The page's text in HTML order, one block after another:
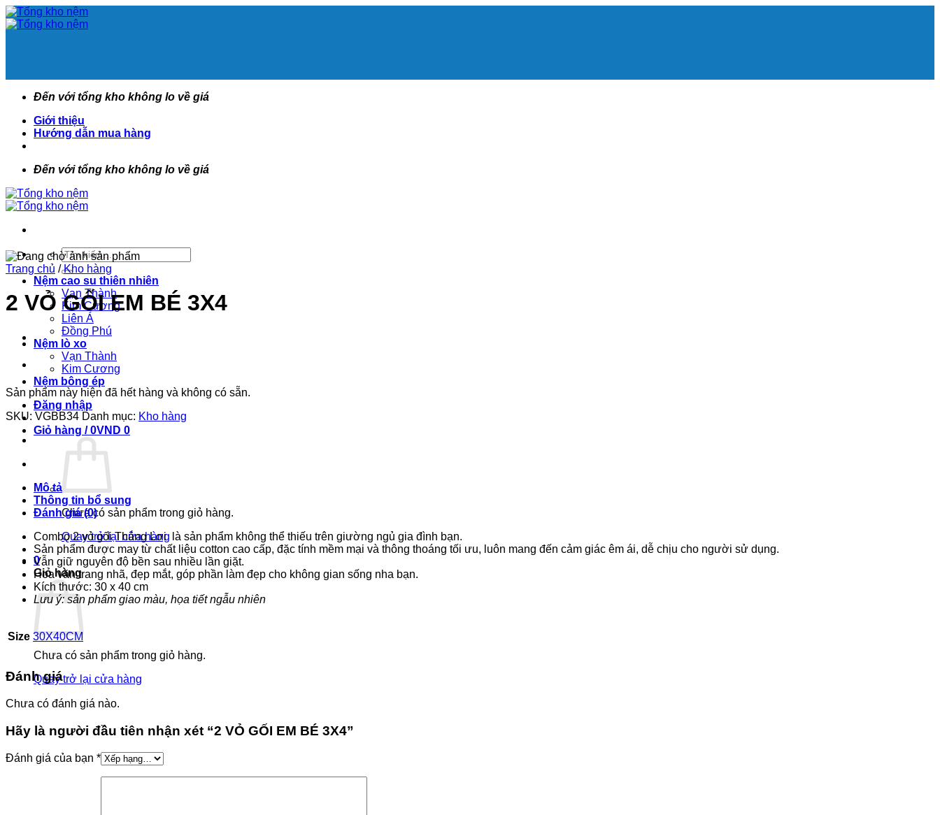
Bỏ
qua
Đến với tổng kho không lo về giá
Giới thiệu
Hướng dẫn mua hàng
Đến với tổng kho không lo về giá
Tìm
kiếm:
Nệm cao su thiên nhiên
Vạn Thành
Kim Cương
Liên Á
Đồng Phú
Nệm lò xo
Vạn Thành
Kim Cương
Nệm bông ép
Đăng nhập
Giỏ hàng /0VND 0
Chưa có sản phẩm trong giỏ hàng.
Quay trở lại cửa hàng
0
Giỏ hàng
Chưa có sản phẩm trong giỏ hàng.
Quay trở lại cửa hàng
Trang chủ / Kho hàng
2 VỎ GỐI EM BÉ 3X4
Sản phẩm này hiện đã hết hàng và không có sẵn.
SKU: VGBB34 Danh mục: Kho hàng
Mô tả
Thông tin bổ sung
Đánh giá (0)
Combo 2 vỏ gối Thắng Lợi là sản phẩm không thể thiếu trên giường ngủ gia đình bạn.
Sản phẩm được may từ chất liệu cotton cao cấp, đặc tính mềm mại và thông thoáng tối ưu, luôn mang đến cảm giác êm ái, dễ chịu cho người sử dụng.
Vẫn giữ nguyên độ bền sau nhiều lần giặt.
Hoa văn trang nhã, đẹp mắt, góp phần làm đẹp cho không gian sống nha bạn.
Kích thước: 30 x 40 cm
Lưu ý: sản phẩm giao màu, họa tiết ngẫu nhiên
Size 30X40CM
Đánh giá
Chưa có đánh giá nào.
Hãy là người đầu tiên nhận xét “2 VỎ GỐI EM BÉ 3X4”
Đánh giá của bạn *